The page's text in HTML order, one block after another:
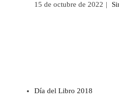
15 de octubre de 2022 |
Día del Libro 2018